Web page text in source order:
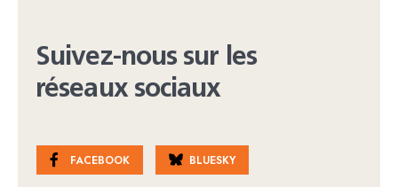
Suivez-nous sur les
réseaux sociaux
FACEBOOK BLUESKY